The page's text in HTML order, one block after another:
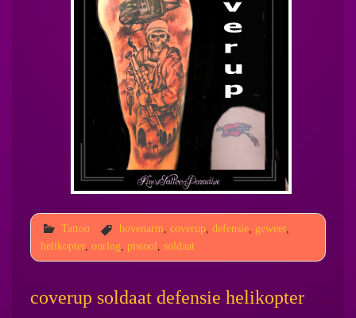
Tattoo bovenarm coverup, defensie, geweer,
helikopter, oorlog, pistool, soldaat
coverup soldaat defensie helikopter